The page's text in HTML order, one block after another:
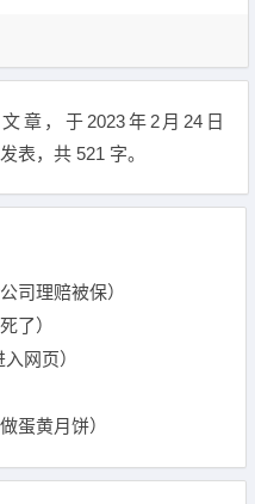
章，于2023年2月24日
发表，共 521 字。
司理赔被保）
了）
网页）
蛋黄月饼）